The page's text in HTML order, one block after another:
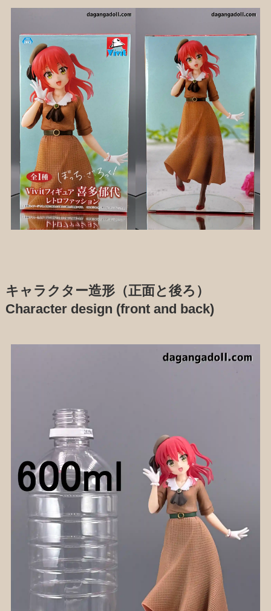
キャラクター造形（正面と後ろ）
Character design (front and back)